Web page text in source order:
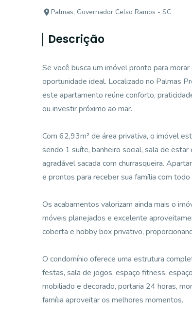
Palmas, Governador Celso Ramos - SC
Descrição
Se você busca um imóvel pronto para
oportunidade ideal. Localizado no Palmas
este apartamento reúne conforto,
ou investir próximo ao mar.
Com 62,93m² de área privativa, o imóvel
sendo 1 suíte, banheiro social, sala de
agradável sacada com churrasqueira.
e prontos para receber sua família com
Os acabamentos valorizam ainda mais o
móveis planejados e excelente
coberta e hobby box privativo,
O condomínio oferece uma estrutura
festas, sala de jogos, espaço fitness,
mobiliado e decorado, portaria 24 horas,
família aproveitar os melhores momentos.